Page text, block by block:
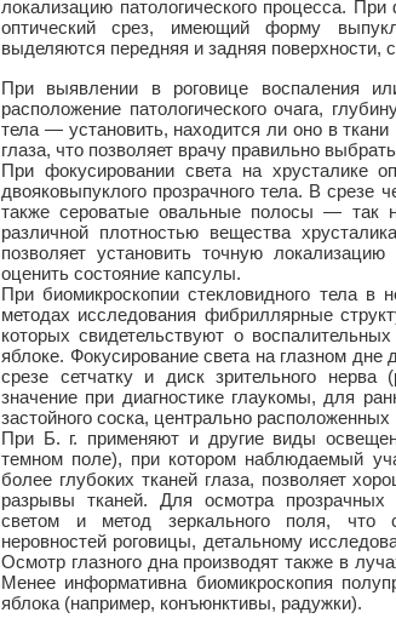
локализацию патологического процесса.
оптический срез, имеющий форму
выделяются передняя и задняя поверхности,
При выявлении в роговице воспаления
расположение патологического очага,
тела — установить, находится ли оно в
глаза, что позволяет врачу правильно
При фокусировании света на хрусталике
двояковыпуклого прозрачного тела. В срезе
также сероватые овальные полосы — так
различной плотностью вещества
позволяет установить точную
оценить состояние капсулы.
При биомикроскопии стекловидного тела
методах исследования фибриллярные
которых свидетельствуют о
яблоке. Фокусирование света на глазном дне
срезе сетчатку и диск зрительного
значение при диагностике глаукомы, для
застойного соска, центрально расположенных
При Б. г. применяют и другие виды
темном поле), при котором наблюдаемый
более глубоких тканей глаза, позволяет
разрывы тканей. Для осмотра
светом и метод зеркального поля, что
неровностей роговицы, детальному
Осмотр глазного дна производят также в
Менее информативна биомикроскопия
яблока (например, конъюнктивы, радужки).